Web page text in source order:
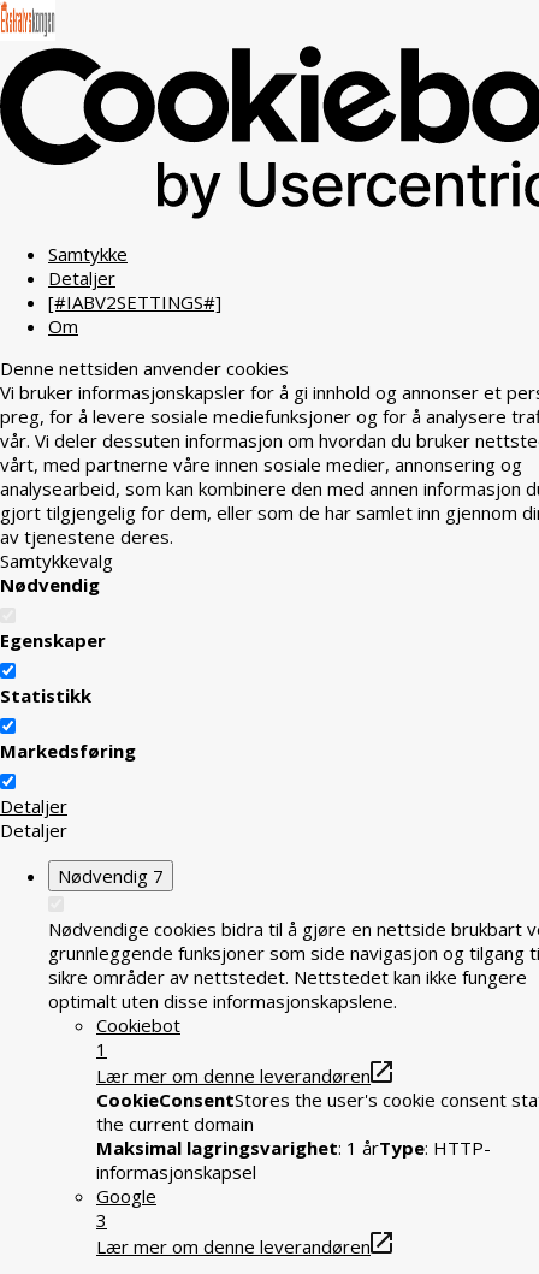
Samtykke
Detaljer
[#IABV2SETTINGS#]
Om
Denne nettsiden anvender cookies
Vi bruker informasjonskapsler for å gi innhold og annonser et
preg, for å levere sosiale mediefunksjoner og for å analysere
vår. Vi deler dessuten informasjon om hvordan du bruker
vårt, med partnerne våre innen sosiale medier, annonsering og
analysearbeid, som kan kombinere den med annen informasjon
gjort tilgjengelig for dem, eller som de har samlet inn gjennom
av tjenestene deres.
Samtykkevalg
Nødvendig
Egenskaper
Statistikk
Markedsføring
Detaljer
Detaljer
Nødvendig 7
Nødvendige cookies bidra til å gjøre en nettside brukbart
grunnleggende funksjoner som side navigasjon og tilgang
sikre områder av nettstedet. Nettstedet kan ikke fungere
optimalt uten disse informasjonskapslene.
Cookiebot
1
Lær mer om denne leverandøren
CookieConsentStores the user's cookie consent
the current domain
Maksimal lagringsvarighet: 1 årType: HTTP-
informasjonskapsel
Google
3
Lær mer om denne leverandøren